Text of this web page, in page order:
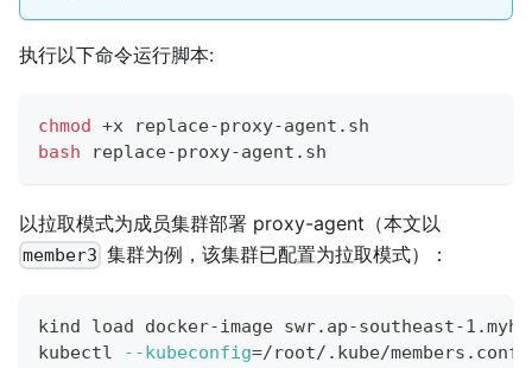
执行以下命令运行脚本:
chmod +x replace-proxy-agent.sh
bash replace-proxy-agent.sh
以拉取模式为成员集群部署 proxy-agent（本文以
member3 集群为例，该集群已配置为拉取模式）：
kind load docker-image swr.ap-southeast-
kubectl
--kubeconfig=/root/.kube/